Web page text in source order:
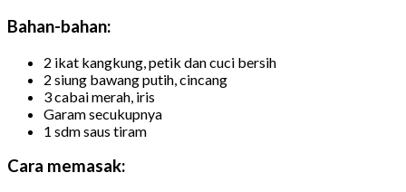
Bahan-bahan:
2 ikat kangkung, petik dan cuci bersih
2 siung bawang putih, cincang
3 cabai merah, iris
Garam secukupnya
1 sdm saus tiram
Cara memasak: